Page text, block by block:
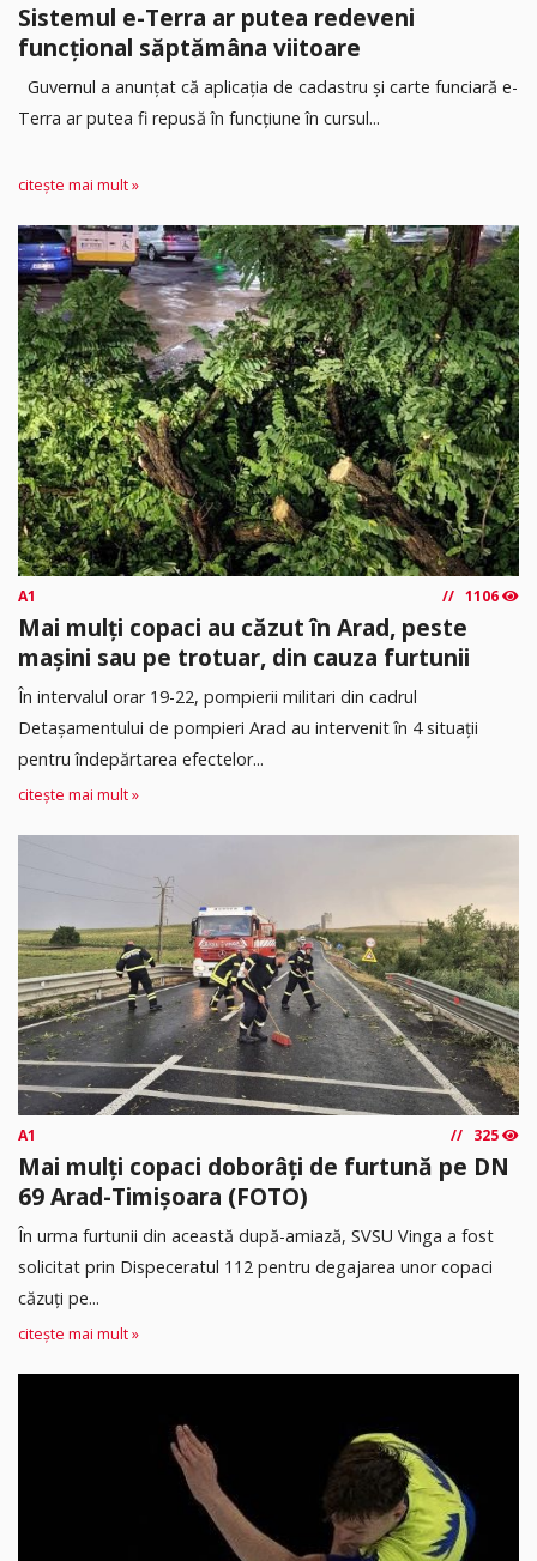
Sistemul e-Terra ar putea redeveni
funcțional săptămâna viitoare
Guvernul a anunțat că aplicația de cadastru și carte funciară e-
Terra ar putea fi repusă în funcțiune în cursul...
citește mai mult »
A1 1106
Mai mulți copaci au căzut în Arad, peste
mașini sau pe trotuar, din cauza furtunii
În intervalul orar 19-22, pompierii militari din cadrul
Detașamentului de pompieri Arad au intervenit în 4 situații
pentru îndepărtarea efectelor...
citește mai mult »
A1 325
Mai mulți copaci doborâți de furtună pe DN
69 Arad-Timișoara (FOTO)
În urma furtunii din această după-amiază, SVSU Vinga a fost
solicitat prin Dispeceratul 112 pentru degajarea unor copaci
căzuți pe...
citește mai mult »